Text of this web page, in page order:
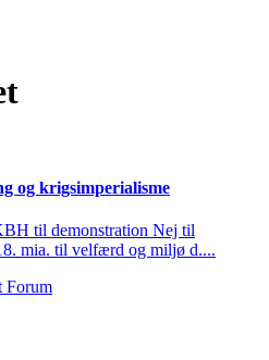
og krigsimperialisme
til demonstration Nej til
mia. til velfærd og miljø d....
Forum